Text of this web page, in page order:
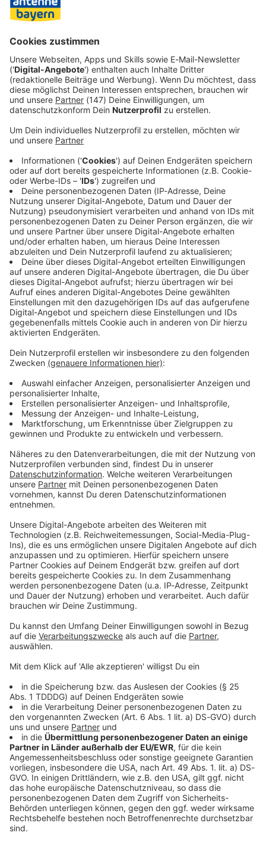
Immer auf dem Laufenden
bleiben!
Verpass' nichts mehr - mit unserem kostenlosen
ANTENNE BAYERN Newsletter. Ob Nachrichten,
Lifestyle oder unsere neuesten Aktionen - wir
informieren dich.
Zum Newsletter anmelden
Du möchtest uns etwas sagen?
Studio Hotline
Kontaktformular
Sprachnachricht
© dpa-infocom, dpa:260704-930-332158/2
Bayern